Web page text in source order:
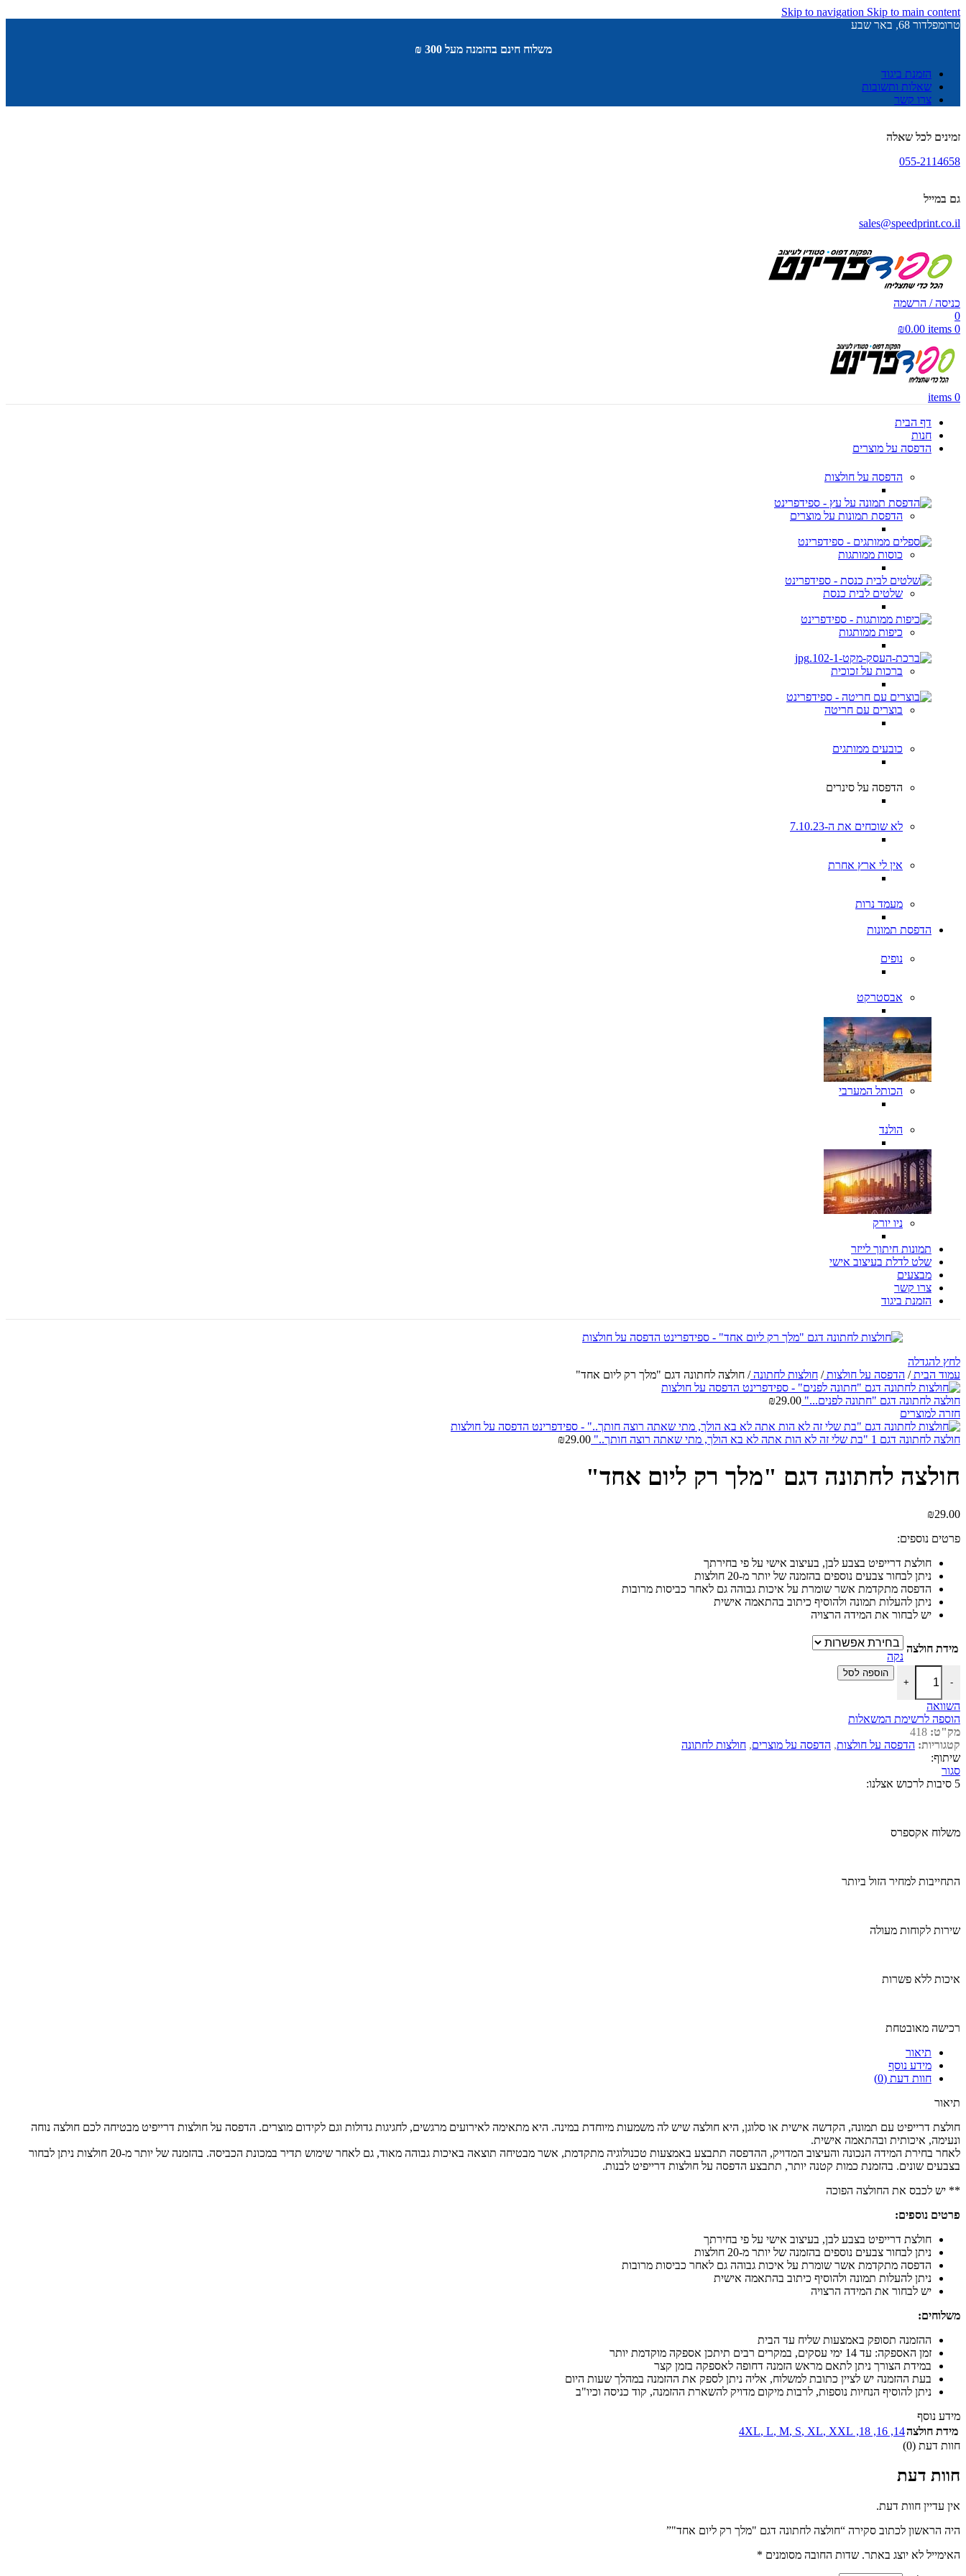
Skip to navigation Skip to main content
טרומפלדור 68, באר שבע
משלוח חינם בהזמנה מעל 300 ₪
הזמנת ביגוד
שאלות ותשובות
צרו קשר
זמינים לכל שאלה
055-2114658
גם במייל
sales@speedprint.co.il
כניסה / הרשמה
0
0
items
₪0.00
0
items
דף הבית
חנות
הדפסה על מוצרים
הדפסה על חולצות
הדפסת תמונות על מוצרים
כוסות ממותגות
שלטים לבית כנסת
כיפות ממותגות
ברכות על זכוכית
בוצרים עם חריטה
כובעים ממותגים
הדפסה על סינרים
לא שוכחים את ה-7.10.23
אין לי ארץ אחרת
מעמד נרות
הדפסת תמונות
נופים
אבסטרקט
הכותל המערבי
הולנד
ניו יורק
תמונות חיתוך לייזר
שלט לדלת בעיצוב אישי
מבצעים
צרו קשר
הזמנת ביגוד
לחץ להגדלה
עמוד הבית/ הדפסה על חולצות/ חולצות לחתונה/ חולצה לחתונה דגם "מלך רק ליום אחד"
חולצה לחתונה דגם "חתונה לפנים..." ₪29.00
חזרה למוצרים
חולצה לחתונה דגם 1 "בת שלי זה לא הות אתה לא בא הולך, מתי שאתה רוצה חותך.." ₪29.00
חולצה לחתונה דגם "מלך רק ליום אחד"
₪29.00
פרטים נוספים:
חולצת דרייפיט בצבע לבן, בעיצוב אישי על פי בחירתך
ניתן לבחור צבעים נוספים בהזמנה של יותר מ-20 חולצות
הדפסה מתקדמת אשר שומרת על איכות גבוהה גם לאחר כביסות מרובות
ניתן להעלות תמונה ולהוסיף כיתוב בהתאמה אישית
יש לבחור את המידה הרצויה
מידת חולצה
נקה
-
כמות של חולצה לחתונה דגם "מלך רק ליום אחד"
+
הוספה לסל
השוואה
הוספה לרשימת המשאלות
מק"ט: 418
קטגוריות: הדפסה על חולצות, הדפסה על מוצרים, חולצות לחתונה
שיתוף:
סגור
5 סיבות לרכוש אצלנו:
משלוח אקספרס
התחייבות למחיר הזול ביותר
שירות לקוחות מעולה
איכות ללא פשרות
רכישה מאובטחת
תיאור
מידע נוסף
חוות דעת (0)
תיאור
חולצת דרייפיט עם תמונה, הקדשה אישית או סלוגן, היא חולצה שיש לה משמעות מיוחדת במינה. היא מתאימה לאירועים מרגשים, לחגיגות גדולות וגם לקידום מוצרים. הדפסה על חולצות דרייפיט מבטיחה לכם חולצה נוחה
ונעימה, איכותית ובהתאמה אישית.
לאחר בחירת המידה הנכונה והעיצוב המדויק, ההדפסה תתבצע באמצעות טכנולוגיה מתקדמת, אשר מבטיחה תוצאה באיכות גבוהה מאוד, גם לאחר שימוש תדיר במכונת הכביסה. בהזמנה של יותר מ-20 חולצות ניתן לבחור
בצבעים שונים. בהזמנת כמות קטנה יותר, תתבצע הדפסה על חולצות דרייפיט לבנות.
** יש לכבס את החולצה הפוכה
פרטים נוספים:
חולצת דרייפיט בצבע לבן, בעיצוב אישי על פי בחירתך
ניתן לבחור צבעים נוספים בהזמנה של יותר מ-20 חולצות
הדפסה מתקדמת אשר שומרת על איכות גבוהה גם לאחר כביסות מרובות
ניתן להעלות תמונה ולהוסיף כיתוב בהתאמה אישית
יש לבחור את המידה הרצויה
משלוחים:
ההזמנה תסופק באמצעות שליח עד הבית
זמן האספקה: עד 14 ימי עסקים, במקרים רבים תיתכן אספקה מוקדמת יותר
במידת הצורך ניתן לתאם מראש הזמנה דחופה לאספקה בזמן קצר
בעת ההזמנה יש לציין כתובת למשלוח, אליה ניתן לספק את ההזמנה במהלך שעות היום
ניתן להוסיף הנחיות נוספות, לרבות מיקום מדויק להשארת ההזמנה, קוד כניסה וכיו"ב
מידע נוסף
מידת חולצה14
,
16
,
18
,
4XL, L, M, S, XL, XXL
חוות דעת (0)
חוות דעת
אין עדיין חוות דעת.
היה הראשון לכתוב סקירה “חולצה לחתונה דגם "מלך רק ליום אחד"”
האימייל לא יוצג באתר. שדות החובה מסומנים *